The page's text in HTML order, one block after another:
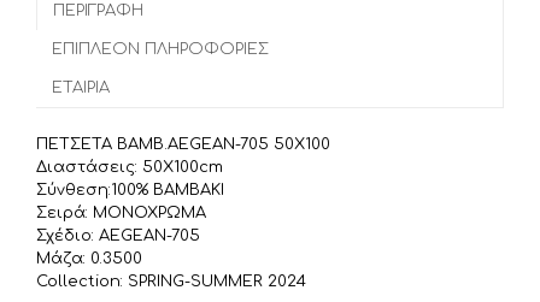
ρ
α
σ
ε
ί
τ
ε
ΠΕΡΙΓΡΑΦΉ
ΕΠΙΠΛΈΟΝ ΠΛΗΡΟΦΟΡΊΕΣ
ΕΤΑΙΡΊΑ
ΠΕΤΣΕΤΑ ΒΑΜΒ.AEGEAN-705 50X100
Διαστάσεις: 50Χ100cm
Σύνθεση:100% BAMBAKI
Σειρά: ΜΟΝΟΧΡΩΜΑ
Σχέδιο: AEGEAN-705
Μάζα: 0.3500
Collection: SPRING-SUMMER 2024